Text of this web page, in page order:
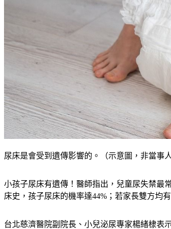
尿床是會受到遺傳影響的。（示意圖，非當事人
小孩子尿床有遺傳！醫師指出，兒童尿失禁最
床史，孩子尿床的機率達44%；若家長雙方均
台北慈濟醫院副院長、小兒泌尿專家楊緒棣表